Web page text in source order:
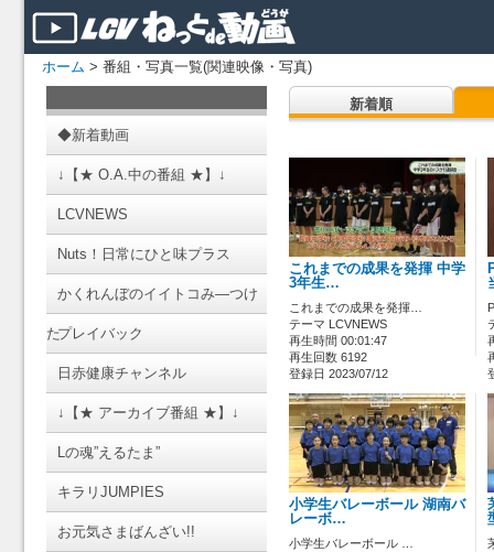
ホーム > 番組・写真一覧(関連映像・写真)
◆新着動画
↓【★ O.A.中の番組 ★】↓
LCVNEWS
Nuts！日常にひと味プラス
かくれんぼのイイトコみ―つけ
たプレイバック
日赤健康チャンネル
↓【★ アーカイブ番組 ★】↓
Lの魂”えるたま”
キラリJUMPIES
お元気さまばんざい!!
新着順
これまでの成果を発揮 中学
3年生…
これまでの成果を発揮…
テーマ LCVNEWS
再生時間 00:01:47
再生回数 6192
登録日 2023/07/12
小学生バレーボール 湖南バ
レーボ…
小学生バレーボール …